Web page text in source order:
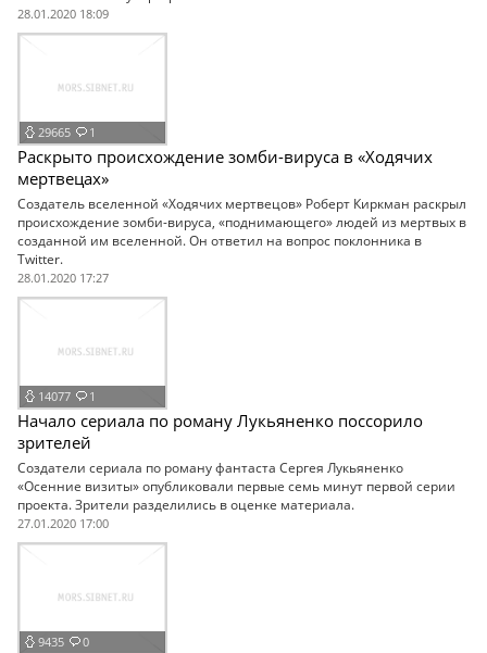
28.01.2020 18:09
29665 1
Раскрыто происхождение зомби-вируса в «Ходячих
мертвецах»
Создатель вселенной «Ходячих мертвецов» Роберт Киркман раскрыл
происхождение зомби-вируса, «поднимающего» людей из мертвых в
созданной им вселенной. Он ответил на вопрос поклонника в
Twitter.
28.01.2020 17:27
14077 1
Начало сериала по роману Лукьяненко поссорило
зрителей
Создатели сериала по роману фантаста Сергея Лукьяненко
«Осенние визиты» опубликовали первые семь минут первой серии
проекта. Зрители разделились в оценке материала.
27.01.2020 17:00
9435 0